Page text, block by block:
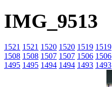
IMG_9513
1521 1521 1520 1520 1519 1519
1508 1508 1507 1507 1506 1506
1495 1495 1494 1494 1493 1493